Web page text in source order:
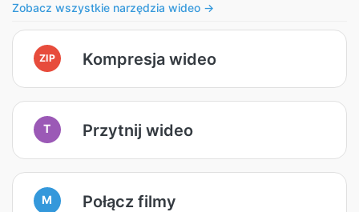
Zobacz wszystkie narzędzia wideo →
ZIP Kompresja wideo
T Przytnij wideo
M Połącz filmy